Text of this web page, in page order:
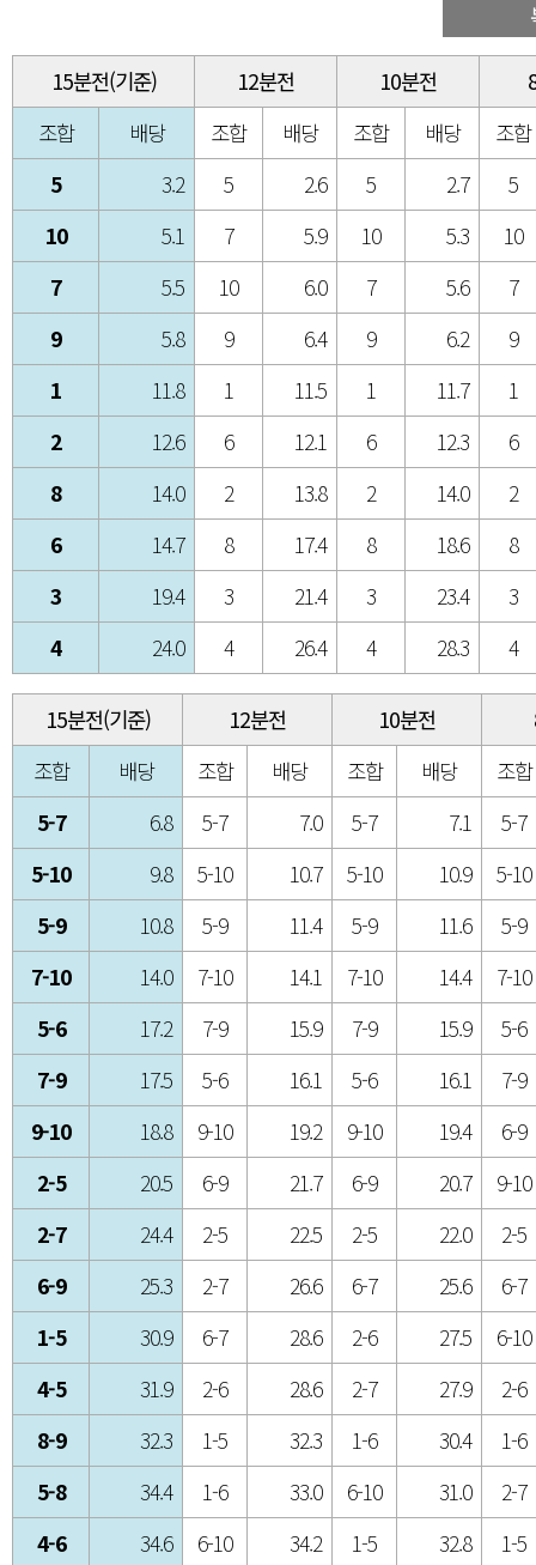
15분전(기준) 12분전 10분전
조합
배당 조합 배당 조합 배당
조합
5
3.2 5 2.6 5 2.7
5
10
5.1 7 5.9 10 5.3
10
7
5.5 10 6.0 7 5.6
7
9
5.8 9 6.4 9 6.2
9
1
11.8 1 11.5 1 11.7
1
2
12.6 6 12.1 6 12.3
6
8
14.0 2 13.8 2 14.0
2
6
14.7 8 17.4 8 18.6
8
3
19.4 3 21.4 3 23.4
3
4
24.0 4 26.4 4 28.3 4
15분전(기준) 12분전 10분전
조합
배당 조합 배당 조합 배당
조합
5-7
6.8 5-7 7.0 5-7 7.1
5-7
5-10
9.8 5-10 10.7 5-10 10.9
5-10
5-9
10.8 5-9 11.4 5-9 11.6
5-9
7-10
14.0 7-10 14.1 7-10 14.4
7-10
5-6
17.2 7-9 15.9 7-9 15.9
5-6
7-9
17.5 5-6 16.1 5-6 16.1
7-9
9-10
18.8 9-10 19.2 9-10 19.4
6-9
2-5
20.5 6-9 21.7 6-9 20.7
9-10
2-7
24.4 2-5 22.5 2-5 22.0
2-5
6-9
25.3 2-7 26.6 6-7 25.6
6-7
1-5
30.9 6-7 28.6 2-6 27.5
6-10
4-5
31.9 2-6 28.6 2-7 27.9
2-6
8-9
32.3 1-5 32.3 1-6 30.4
1-6
5-8
34.4 1-6 33.0 6-10 31.0
2-7
4-6
34.6 6-10 34.2 1-5 32.8
1-5